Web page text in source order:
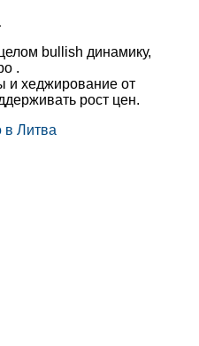
bullish динамику,
.
и хеджирование от
рост цен.
в Литва